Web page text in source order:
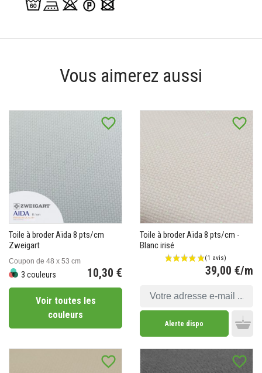
Vous aimerez aussi
favorite_border
Toile à broder Aïda 8 pts/cm
Zweigart
Coupon de 48 x 53 cm
3 couleurs 10,30 €
Voir toutes les
couleurs
favorite_border
Toile à broder Aïda 8 pts/cm -
Blanc irisé
39,00 €/m
Alerte dispo
favorite_border favorite_border